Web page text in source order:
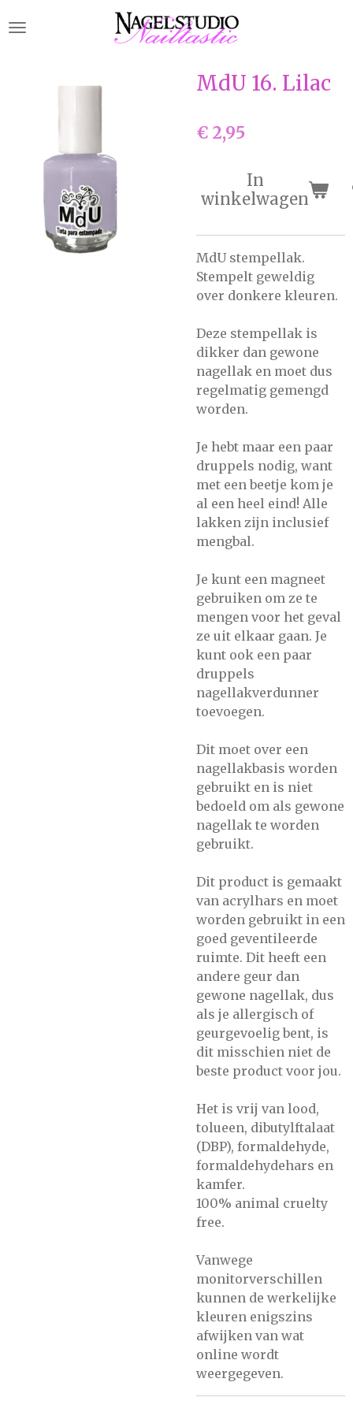
direct
MdU 16. Lilac
€ 2,95
In
winkelwagen
MdU stempellak.
Stempelt geweldig
over donkere kleuren.
Deze stempellak is
dikker dan gewone
nagellak en moet dus
regelmatig gemengd
worden.
Je hebt maar een paar
druppels nodig, want
met een beetje kom je
al een heel eind! Alle
lakken zijn inclusief
mengbal.
Je kunt een magneet
gebruiken om ze te
mengen voor het geval
ze uit elkaar gaan. Je
kunt ook een paar
druppels
nagellakverdunner
toevoegen.
Dit moet over een
nagellakbasis worden
gebruikt en is niet
bedoeld om als gewone
nagellak te worden
gebruikt.
Dit product is gemaakt
van acrylhars en moet
worden gebruikt in een
goed geventileerde
ruimte. Dit heeft een
andere geur dan
gewone nagellak, dus
als je allergisch of
geurgevoelig bent, is
dit misschien niet de
beste product voor jou.
Het is vrij van lood,
tolueen, dibutylftalaat
(DBP), formaldehyde,
formaldehydehars en
kamfer.
100% animal cruelty
free.
Vanwege
monitorverschillen
kunnen de werkelijke
kleuren enigszins
afwijken van wat
online wordt
weergegeven.